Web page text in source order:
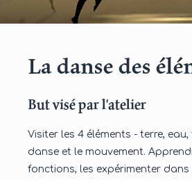
La danse des
But visé par l'atelier
Visiter les 4 éléments - terre,
danse et le mouvement.
fonctions, les expérimenter